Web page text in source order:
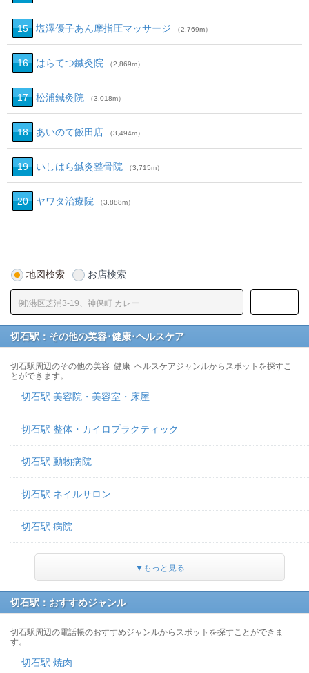
15 塩澤優子あん摩指圧マッサージ （2,769m）
16 はらてつ鍼灸院 （2,869m）
17 松浦鍼灸院 （3,018m）
18 あいのて飯田店 （3,494m）
19 いしはら鍼灸整骨院 （3,715m）
20 ヤワタ治療院 （3,888m）
地図検索 お店検索
切石駅：その他の美容･健康･ヘルスケア
切石駅周辺のその他の美容･健康･ヘルスケアジャンルからスポットを探すこ
とができます。
切石駅 美容院・美容室・床屋
切石駅 整体・カイロプラクティック
切石駅 動物病院
切石駅 ネイルサロン
切石駅 病院
▼もっと見る
切石駅：おすすめジャンル
切石駅周辺の電話帳のおすすめジャンルからスポットを探すことができま
す。
切石駅 焼肉